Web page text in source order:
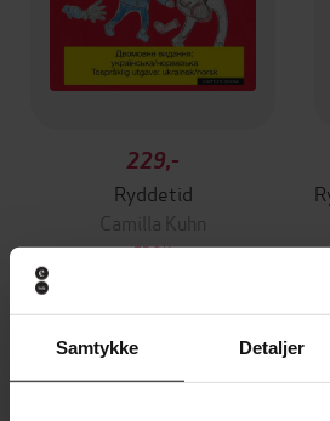
Samtykke Detaljer
229,-
Ryddetid
Camilla Kuhn
EBOK
Andre har også kjøpt